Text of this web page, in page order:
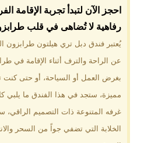
لماذا تختار
تري
موقع مميز في قلب
من أهم المعالم
الخضراء. مرافق
مسبحًا داخليًا، سبا،
رياضية، ومطاعم
احجز الآن لتبدأ تجربة الإقامة
رفاهية لا تُضاهى في قلب
يُعتبر فندق دبل تري هيلتون طرابزون
عن الراحة والترف أثناء الإقامة في
بغرض العمل أو السياحة، أو حتى
مميزة، ستجد في هذا الفندق ما يلبي
غرفه المتنوعة ذات التصميم الراقي،
الخلابة التي تضفي جواً من السحر